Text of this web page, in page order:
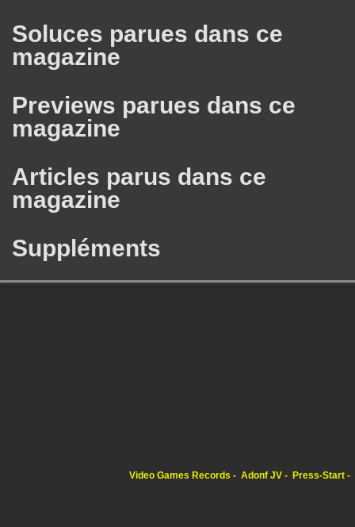
Soluces parues dans ce
magazine
Previews parues dans ce
magazine
Articles parus dans ce
magazine
Suppléments
Video Games Records Adonf JV Press-Start